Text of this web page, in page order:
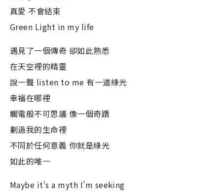
真愛 不會結束
Green Light in my life
遇見了一個傳奇 卻如此熟悉
在天空裡的精靈
說一聲 listen to me 有一道綠光
幸福在哪裡
觸電般不可思議 像一個奇蹟
劃過我的生命裡
不同於任何意義 你就是綠光
如此的唯一
Maybe it's a myth I'm seeking